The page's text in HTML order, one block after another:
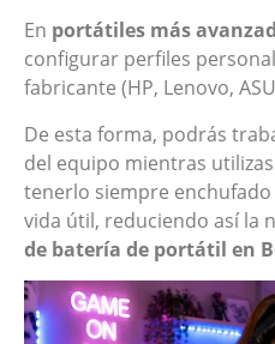
En portátiles más
configurar perfiles
fabricante (HP, Lenovo,
De esta forma, podrás
del equipo mientras
tenerlo siempre
vida útil, reduciendo así la
de batería de portátil en